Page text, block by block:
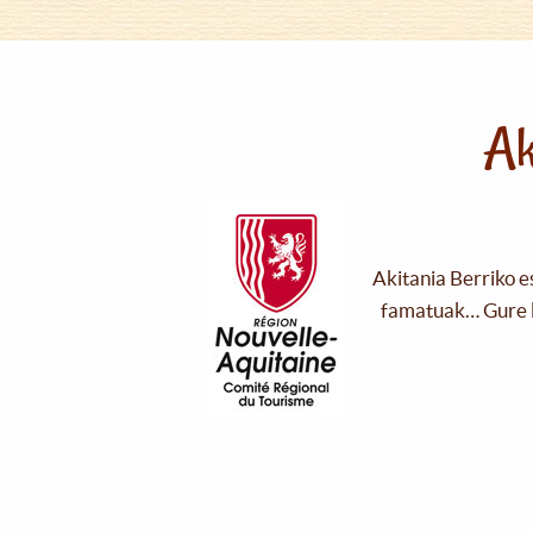
Akitania Berriko
famatuak… Gure